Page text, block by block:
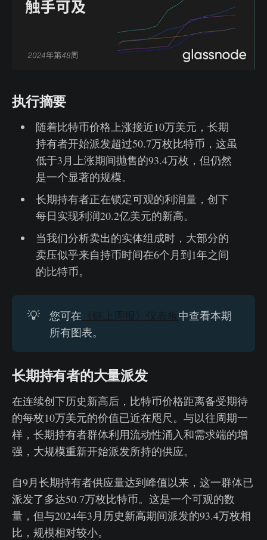
执行摘要
随着比特币价格上涨接近10万美元，长期
持有者开始派发超过50.7万枚比特币，这虽
低于3月上涨期间抛售的93.4万枚，但仍然
是一个显著的规模。
长期持有者正在锁定可观的利润量，创下
每日实现利润20.2亿美元的新高。
当我们分析卖出的实体组成时，大部分的
卖压似乎来自持币时间在6个月到1年之间
的比特币。
💡 您可在 《链上周报》仪表板中查看本期
所有图表。
长期持有者的大量派发
在连续创下历史新高后，比特币价格距离备受期待
的每枚10万美元的价值已近在咫尺。与以往周期一
样，长期持有者群体利用流动性涌入和需求端的增
强，大规模重新开始派发所持的供应。
自9月长期持有者供应量达到峰值以来，这一群体已
派发了多达50.7万枚比特币。这是一个可观的数
量，但与2024年3月历史新高期间派发的93.4万枚相
比，规模相对较小。